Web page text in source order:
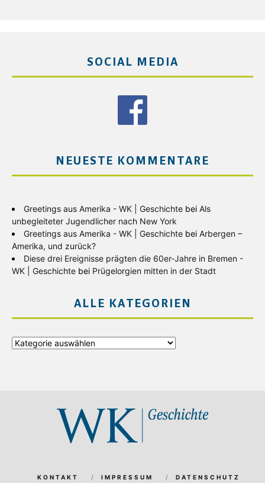
SOCIAL MEDIA
NEUESTE KOMMENTARE
Greetings aus Amerika - WK | Geschichte bei Als
unbegleiteter Jugendlicher nach New York
Greetings aus Amerika - WK | Geschichte bei Arbergen –
Amerika, und zurück?
Diese drei Ereignisse prägten die 60er-Jahre in Bremen -
WK | Geschichte bei Prügelorgien mitten in der Stadt
ALLE KATEGORIEN
Alle
KONTAKT IMPRESSUM DATENSCHUTZ